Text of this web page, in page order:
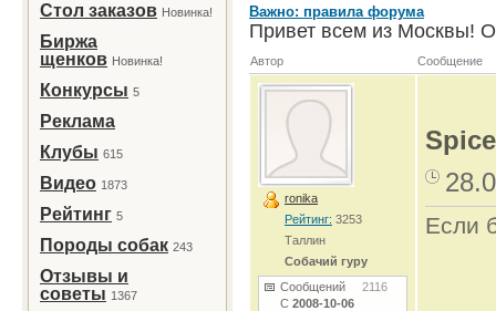
Стол заказов Новинка!
Биржа
щенков Новинка!
Конкурсы 5
Реклама
Клубы 615
Видео 1873
Рейтинг 5
Породы собак 243
Отзывы и
советы 1367
Важно: правила форума
Привет всем из Москвы!
Автор Сообщение
ronika
Рейтинг: 3253
Таллин
Собачий гуру
Сообщений 2116
С 2008-10-06
Spice
Если